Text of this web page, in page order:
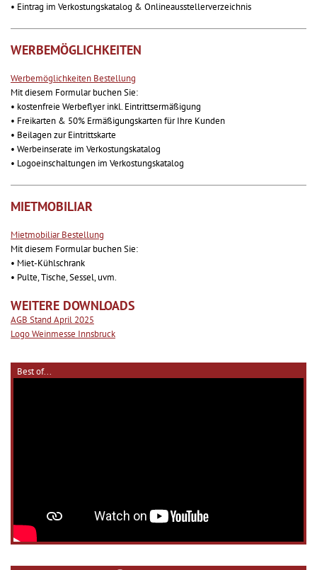
• Eintrag im Verkostungskatalog & Onlineausstellerverzeichnis
WERBEMÖGLICHKEITEN
Werbemöglichkeiten Bestellung
Mit diesem Formular buchen Sie:
• kostenfreie Werbeflyer inkl. Eintrittsermäßigung
• Freikarten & 50% Ermäßigungskarten für Ihre Kunden
• Beilagen zur Eintrittskarte
• Werbeinserate im Verkostungskatalog
• Logoeinschaltungen im Verkostungskatalog
MIETMOBILIAR
Mietmobiliar Bestellung
Mit diesem Formular buchen Sie:
• Miet-Kühlschrank
• Pulte, Tische, Sessel, uvm.
WEITERE DOWNLOADS
AGB Stand April 2025
Logo Weinmesse Innsbruck
Best of...